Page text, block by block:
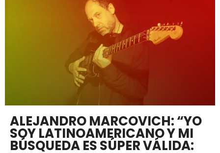
ALEJANDRO MARCOVICH: “YO
SOY LATINOAMERICANO Y MI
BÚSQUEDA ES SÚPER VÁLIDA: